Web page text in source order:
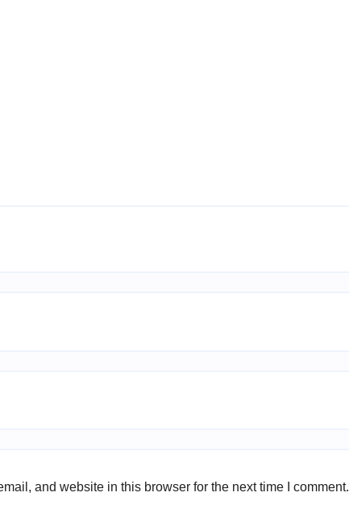
and website in this browser for the next time I comment.